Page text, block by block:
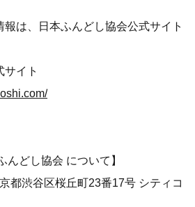
は、日本ふんどし協会公式サイト
サイト
んどし協会 について】
都渋谷区桜丘町23番17号 シティコ